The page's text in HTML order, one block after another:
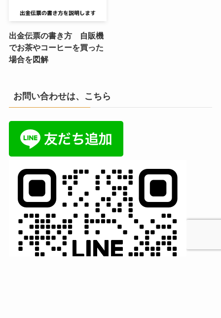
出金伝票の書き方 自販機
でお茶やコーヒーを買った
場合を図解
お問い合わせは、こちら